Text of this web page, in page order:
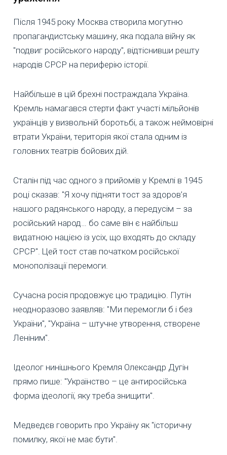
Після 1945 року Москва створила могутню
пропагандистську машину, яка подала війну як
"подвиг російського народу", відтіснивши решту
народів СРСР на периферію історії.
Найбільше в цій брехні постраждала Україна.
Кремль намагався стерти факт участі мільйонів
українців у визвольній боротьбі, а також неймовірні
втрати України, територія якої стала одним із
головних театрів бойових дій.
Сталін під час одного з прийомів у Кремлі в 1945
році сказав: "Я хочу підняти тост за здоров’я
нашого радянського народу, а передусім – за
російський народ… бо саме він є найбільш
видатною нацією із усіх, що входять до складу
СРСР". Цей тост став початком російської
монополізації перемоги.
Сучасна росія продовжує цю традицію. Путін
неодноразово заявляв: "Ми перемогли б і без
України", "Україна – штучне утворення, створене
Леніним".
Ідеолог нинішнього Кремля Олександр Дугін
прямо пише: "Українство – це антиросійська
форма ідеології, яку треба знищити".
Медведєв говорить про Україну як "історичну
помилку, якої не має бути".